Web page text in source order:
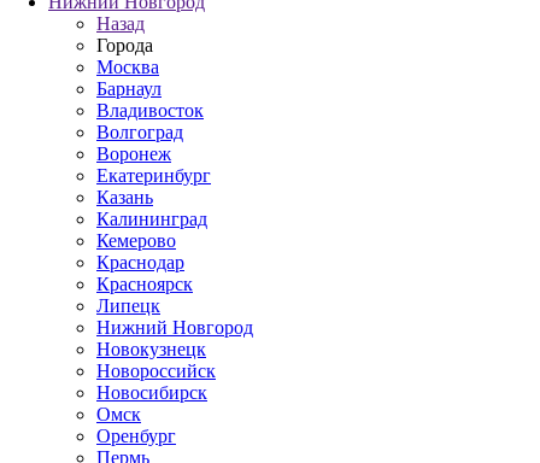
Назад
Города
Москва
Барнаул
Владивосток
Волгоград
Воронеж
Екатеринбург
Казань
Калининград
Кемерово
Краснодар
Красноярск
Липецк
Нижний Новгород
Новокузнецк
Новороссийск
Новосибирск
Омск
Оренбург
Пермь